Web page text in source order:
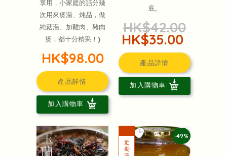
享用，小家庭的話分幾
次用來煲湯、炖品，做
純菇湯、加雞肉、豬肉
煲，都十分精采！)
HK$98.00
產品詳情
加入購物車
底。
HK$42.00
HK$35.00
產品詳情
加入購物車
-49%